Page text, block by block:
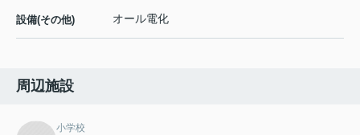
設備(その他) オール電化
周辺施設
小学校